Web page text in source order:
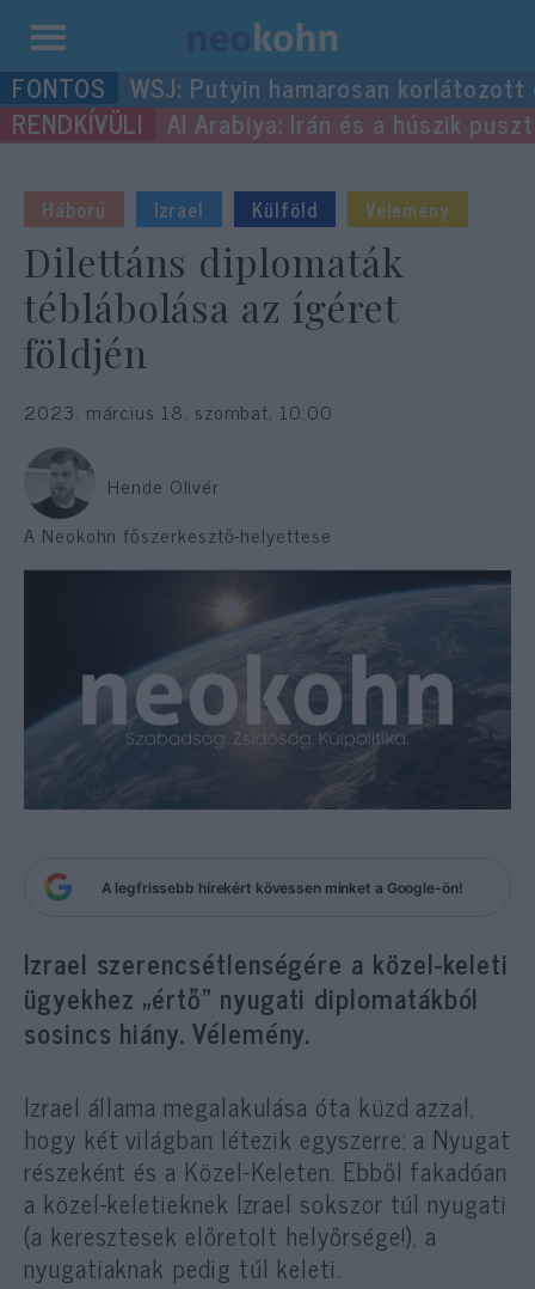
Kilépés
a
tartalomba
WSJ: Putyin hamarosan
Al Arabiya: Irán és a húszik
Háború Izrael Külföld Vélemény
Dilettáns diplomaták
téblábolása az ígéret
földjén
2023. március 18. szombat, 10:00
Hende Olivér
A Neokohn főszerkesztő-helyettese
A legfrissebb hírekért kövessen minket a Google-ön!
Izrael szerencsétlenségére a közel-keleti
ügyekhez „értő” nyugati diplomatákból
sosincs hiány. Vélemény.
Izrael állama megalakulása óta küzd azzal,
hogy két világban létezik egyszerre: a Nyugat
részeként és a Közel-Keleten. Ebből fakadóan
a közel-keletieknek Izrael sokszor túl nyugati
(a keresztesek előretolt helyőrsége!), a
nyugatiaknak pedig túl keleti.